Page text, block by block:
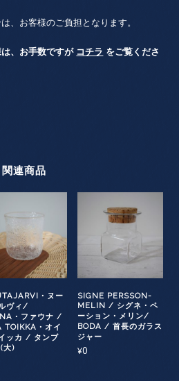
、お客様のご負担となります。
、お手数ですが コチラ をご覧くださ
関連商品
・ヌー
ヴィ/
・ファウナ /
TOIKKA・オイ
ッカ / タンブ
大)
SIGNE PERSSON-
MELIN / シグネ・ペ
ーション・メリン/
BODA / 首長のガラス
ジャー
¥0